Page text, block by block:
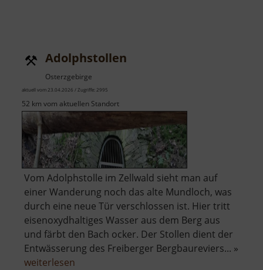
Adolphstollen
Osterzgebirge
aktuell vom 23.04.2026 / Zugriffe: 2995
52 km vom aktuellen Standort
Vom Adolphstolle im Zellwald sieht man auf
einer Wanderung noch das alte Mundloch, was
durch eine neue Tür verschlossen ist. Hier tritt
eisenoxydhaltiges Wasser aus dem Berg aus
und färbt den Bach ocker. Der Stollen dient der
Entwässerung des Freiberger Bergbaureviers... »
weiterlesen